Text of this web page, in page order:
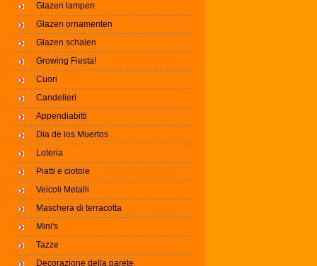
Glazen lampen
Glazen ornamenten
Glazen schalen
Growing Fiesta!
Cuori
Candelieri
Appendiabitti
Dia de los Muertos
Loteria
Piatti e ciotole
Veicoli Metalli
Maschera di terracotta
Mini's
Tazze
Decorazione della parete